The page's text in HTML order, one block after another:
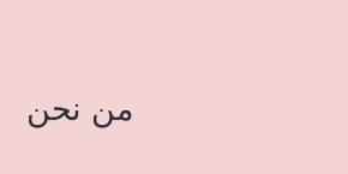
من نحن